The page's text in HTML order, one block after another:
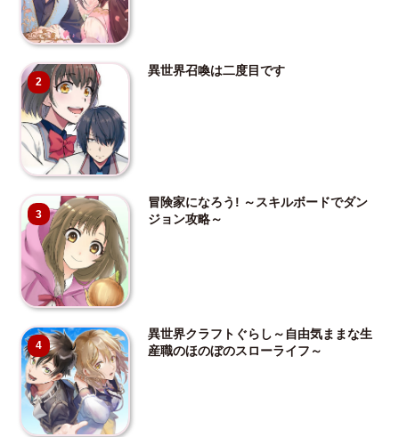
2
異世界召喚は二度目です
3
冒険家になろう! ～スキルボードでダン
ジョン攻略～
4
異世界クラフトぐらし～自由気ままな生
産職のほのぼのスローライフ～